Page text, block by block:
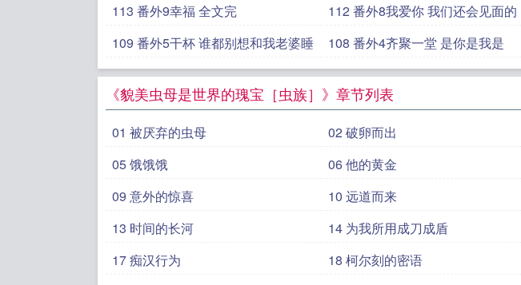
113 番外9幸福 全文完 112 番外8我爱你 我们还会见面的
109 番外5干杯 谁都别想和我老婆睡
108 番外4齐聚一堂 是你是我是
《貌美虫母是世界的瑰宝［虫族］》章节列表
01 被厌弃的虫母 02 破卵而出
05 饿饿饿
06 他的黄金
09 意外的惊喜
10 远道而来
13 时间的长河
14 为我所用成刀成盾
17 痴汉行为
18 柯尔刻的密语